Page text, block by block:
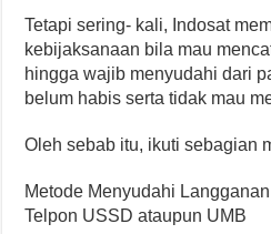
Tetapi sering- kali, Indosat
kebijaksanaan bila mau
hingga wajib menyudahi dari
belum habis serta tidak mau
Oleh sebab itu, ikuti sebagian
Metode Menyudahi
Telpon USSD ataupun UMB